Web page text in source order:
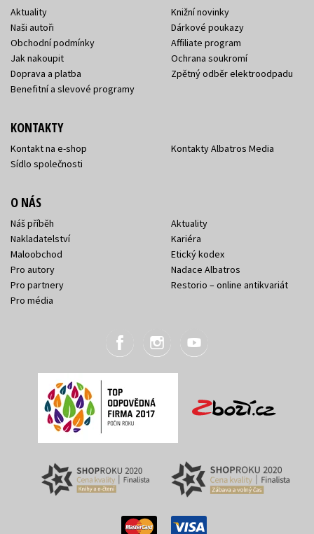
Aktuality
Naši autoři
Obchodní podmínky
Jak nakoupit
Doprava a platba
Benefitní a slevové programy
Knižní novinky
Dárkové poukazy
Affiliate program
Ochrana soukromí
Zpětný odběr elektroodpadu
KONTAKTY
Kontakt na e-shop
Sídlo společnosti
Kontakty Albatros Media
O NÁS
Náš příběh
Nakladatelství
Maloobchod
Pro autory
Pro partnery
Pro média
Aktuality
Kariéra
Etický kodex
Nadace Albatros
Restorio – online antikvariát